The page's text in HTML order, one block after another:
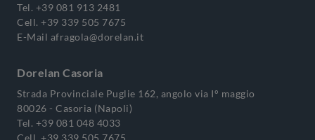
Tel. +39 081 913 2481
Cell. +39 339 505 7675
E-Mail afragola@dorelan.it
Dorelan Casoria
Strada Provinciale Puglie 162, angolo via I° maggio
80026 - Casoria (Napoli)
Tel. +39 081 048 4033
Cell. +39 339 505 7675